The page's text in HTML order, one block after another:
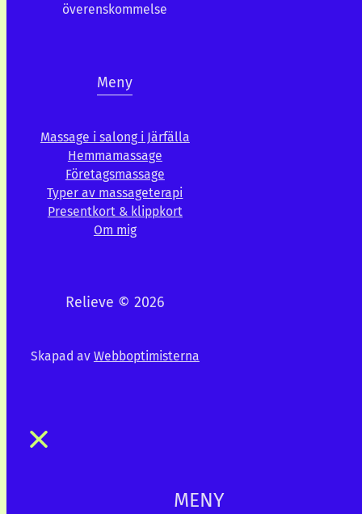
överenskommelse
Meny
Massage i salong i Järfälla
Hemmamassage
Företagsmassage
Typer av massageterapi
Presentkort & klippkort
Om mig
Relieve © 2026
Skapad av Webboptimisterna
MENY